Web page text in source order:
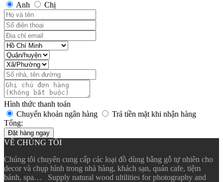
Anh
Chị
Hình thức thanh toán
Chuyển khoản ngân hàng
Trả tiền mặt khi nhận hàng
Tổng:
Đặt hàng ngay
VỀ CHÚNG TÔI
Chúng tôi chuyên cung cấp các loại đồ dùng bằng gỗ tự nhiên cho
decor và chụp hình trong nhà hàng, khách sạn, quán cafe, tiệm
bánh, spa… Supply natural wood ultilities for photography and